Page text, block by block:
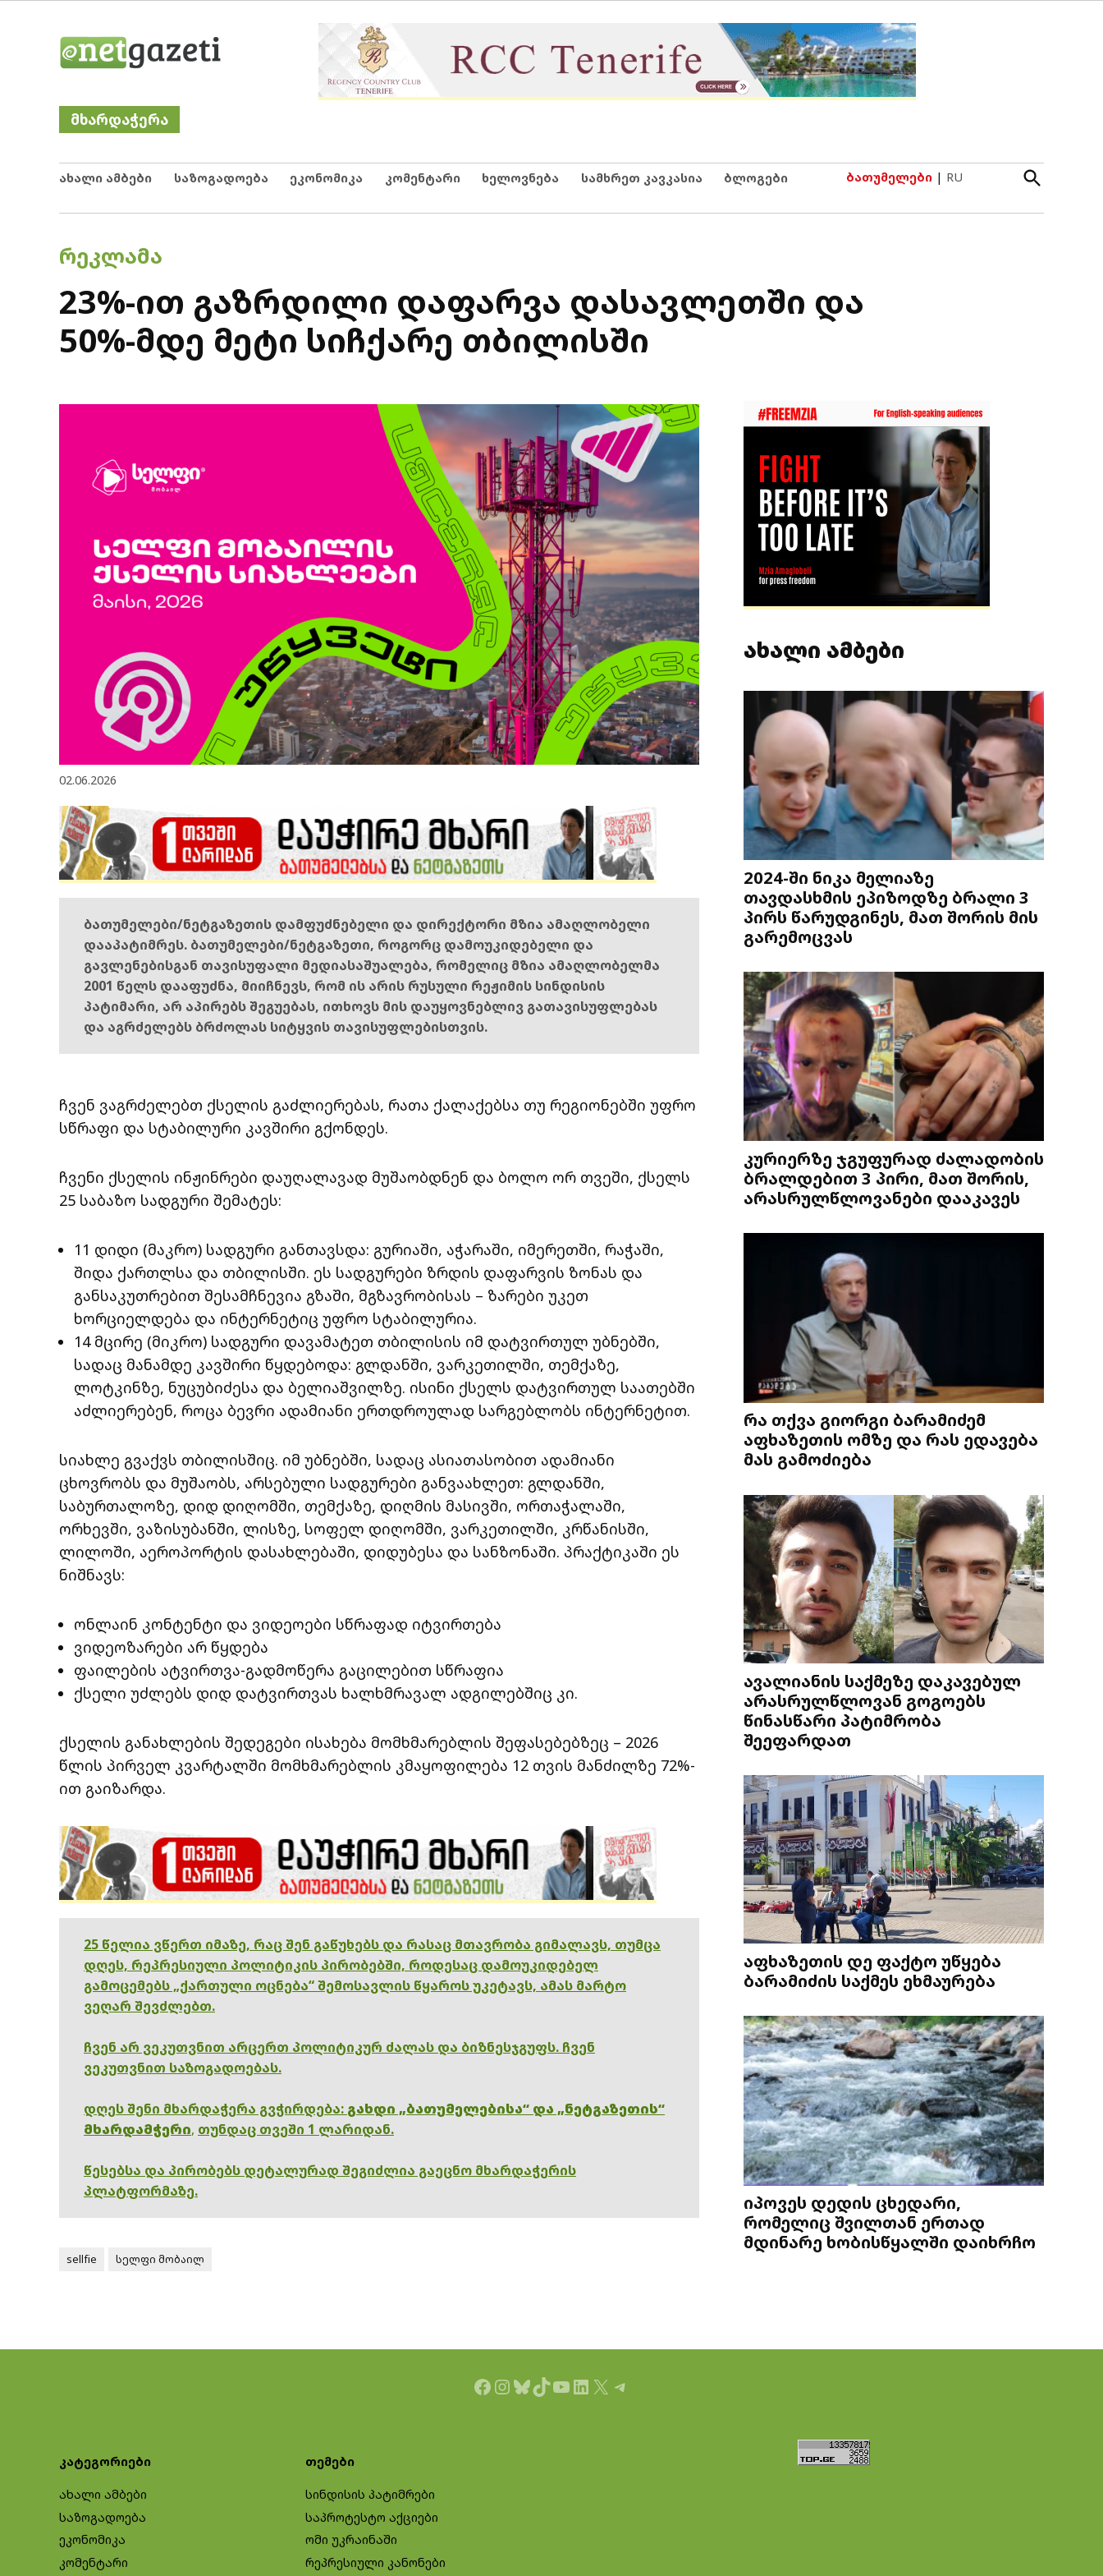
Netgazeti
მხარდაჭერა
ახალი ამბები საზოგადოება ეკონომიკა კომენტარი ხელოვნება სამხრეთ კავკასია ბლოგები ბათუმელები | RU
Open
Search
POSTED
ᲠᲔᲙᲚᲐᲛᲐ
23%-ით გაზრდილი დაფარვა დასავლეთში და
50%-მდე მეტი სიჩქარე თბილისში
02.06.2026
ბათუმელები/ნეტგაზეთის დამფუძნებელი და დირექტორი მზია ამაღლობელი
დააპატიმრეს. ბათუმელები/ნეტგაზეთი, როგორც დამოუკიდებელი და
გავლენებისგან თავისუფალი მედიასაშუალება, რომელიც მზია ამაღლობელმა
2001 წელს დააფუძნა, მიიჩნევს, რომ ის არის რუსული რეჟიმის სინდისის
პატიმარი, არ აპირებს შეგუებას, ითხოვს მის დაუყოვნებლივ გათავისუფლებას
და აგრძელებს ბრძოლას სიტყვის თავისუფლებისთვის.
ჩვენ ვაგრძელებთ ქსელის გაძლიერებას, რათა ქალაქებსა თუ რეგიონებში უფრო
სწრაფი და სტაბილური კავშირი გქონდეს.
ჩვენი ქსელის ინჟინრები დაუღალავად მუშაობდნენ და ბოლო ორ თვეში, ქსელს
25 საბაზო სადგური შემატეს:
11 დიდი (მაკრო) სადგური განთავსდა: გურიაში, აჭარაში, იმერეთში, რაჭაში,
შიდა ქართლსა და თბილისში. ეს სადგურები ზრდის დაფარვის ზონას და
განსაკუთრებით შესამჩნევია გზაში, მგზავრობისას – ზარები უკეთ
ხორციელდება და ინტერნეტიც უფრო სტაბილურია.
14 მცირე (მიკრო) სადგური დავამატეთ თბილისის იმ დატვირთულ უბნებში,
სადაც მანამდე კავშირი წყდებოდა: გლდანში, ვარკეთილში, თემქაზე,
ლოტკინზე, ნუცუბიძესა და ბელიაშვილზე. ისინი ქსელს დატვირთულ საათებში
აძლიერებენ, როცა ბევრი ადამიანი ერთდროულად სარგებლობს ინტერნეტით.
სიახლე გვაქვს თბილისშიც. იმ უბნებში, სადაც ასიათასობით ადამიანი
ცხოვრობს და მუშაობს, არსებული სადგურები განვაახლეთ: გლდანში,
საბურთალოზე, დიდ დიღომში, თემქაზე, დიღმის მასივში, ორთაჭალაში,
ორხევში, ვაზისუბანში, ლისზე, სოფელ დიღომში, ვარკეთილში, კრწანისში,
ლილოში, აეროპორტის დასახლებაში, დიდუბესა და სანზონაში. პრაქტიკაში ეს
ნიშნავს:
ონლაინ კონტენტი და ვიდეოები სწრაფად იტვირთება
ვიდეოზარები არ წყდება
ფაილების ატვირთვა-გადმოწერა გაცილებით სწრაფია
ქსელი უძლებს დიდ დატვირთვას ხალხმრავალ ადგილებშიც კი.
ქსელის განახლების შედეგები ისახება მომხმარებლის შეფასებებზეც – 2026
წლის პირველ კვარტალში მომხმარებლის კმაყოფილება 12 თვის მანძილზე 72%-
ით გაიზარდა.
25 წელია ვწერთ იმაზე, რაც შენ გაწუხებს და რასაც მთავრობა გიმალავს, თუმცა
დღეს, რეპრესიული პოლიტიკის პირობებში, როდესაც დამოუკიდებელ
გამოცემებს „ქართული ოცნება“ შემოსავლის წყაროს უკეტავს, ამას მარტო
ვეღარ შევძლებთ.
ჩვენ არ ვეკუთვნით არცერთ პოლიტიკურ ძალას და ბიზნესჯგუფს. ჩვენ
ვეკუთვნით საზოგადოებას.
დღეს შენი მხარდაჭერა გვჭირდება: გახდი „ბათუმელებისა“ და „ნეტგაზეთის“
მხარდამჭერი, თუნდაც თვეში 1 ლარიდან.
წესებსა და პირობებს დეტალურად შეგიძლია გაეცნო მხარდაჭერის
პლატფორმაზე.
sellfie სელფი მობაილ
ახალი ამბები
2024-ში ნიკა მელიაზე
თავდასხმის ეპიზოდზე ბრალი 3
პირს წარუდგინეს, მათ შორის მის
გარემოცვას
კურიერზე ჯგუფურად ძალადობის
ბრალდებით 3 პირი, მათ შორის,
არასრულწლოვანები დააკავეს
რა თქვა გიორგი ბარამიძემ
აფხაზეთის ომზე და რას ედავება
მას გამოძიება
ავალიანის საქმეზე დაკავებულ
არასრულწლოვან გოგოებს
წინასწარი პატიმრობა
შეეფარდათ
აფხაზეთის დე ფაქტო უწყება
ბარამიძის საქმეს ეხმაურება
იპოვეს დედის ცხედარი,
რომელიც შვილთან ერთად
მდინარე ხობისწყალში დაიხრჩო
Facebook
Instagram
Bluesky
TikTok
YouTube
LinkedIn
X Telegram
კატეგორიები
ახალი ამბები
საზოგადოება
ეკონომიკა
კომენტარი
თემები
სინდისის პატიმრები
საპროტესტო აქციები
ომი უკრაინაში
რეპრესიული კანონები